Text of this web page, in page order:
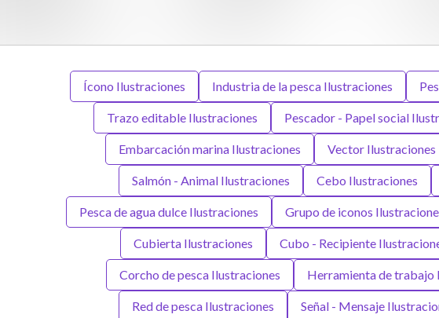
Ícono Ilustraciones Industria de la pesca Ilustraciones
Trazo editable Ilustraciones Pescador - Papel social
Embarcación marina Ilustraciones Vector Ilustraciones
Salmón - Animal Ilustraciones Cebo Ilustraciones
Pesca de agua dulce Ilustraciones Grupo de iconos
Cubierta Ilustraciones Cubo - Recipiente
Corcho de pesca Ilustraciones Herramienta de trabajo
Red de pesca Ilustraciones Señal - Mensaje